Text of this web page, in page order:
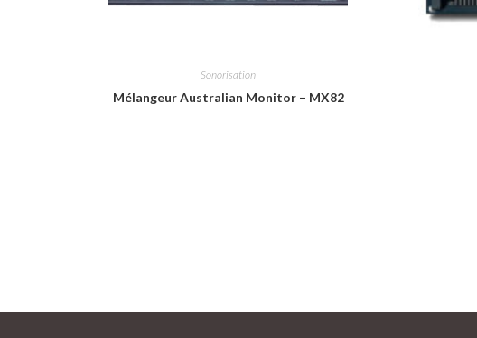
Sonorisation
Mélangeur Australian Monitor – MX82